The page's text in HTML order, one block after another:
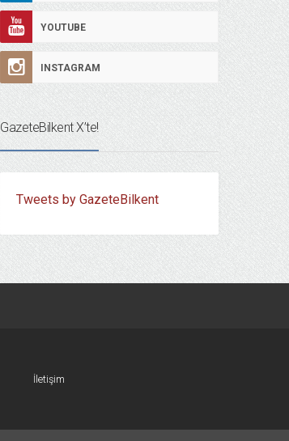
YOUTUBE
INSTAGRAM
GazeteBilkent X’te!
Tweets by GazeteBilkent
İletişim